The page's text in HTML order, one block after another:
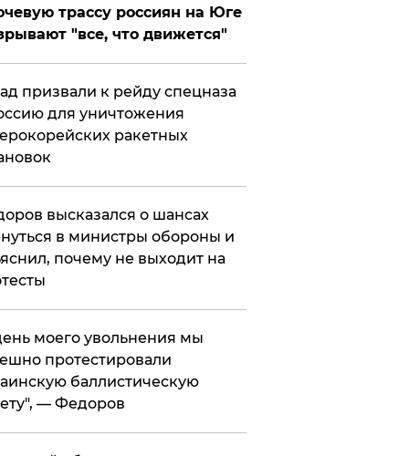
трассу россиян на Юге
"все, что движется"
призвали к рейду спецназа
для уничтожения
ракетных
высказался о шансах
в министры обороны и
почему не выходит на
моего увольнения мы
протестировали
баллистическую
— Федоров